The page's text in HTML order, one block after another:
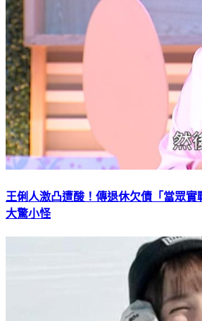
王俐人激凸遭酸！傳退休欠債「當眾
大驚小怪